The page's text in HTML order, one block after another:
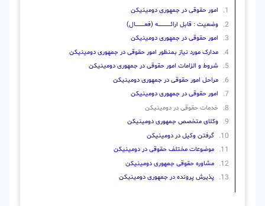
امور حقوقی در جمهوری دومینیکن
وضعیت : قابل ارائــــــــــــــــــــه (فعـــــــــــــــال)
امور حقوقی در جمهوری دومینیکن
مدارک مورد نیاز بمنظور امور حقوقی در جمهوری دومینیکن
شروط و الزامات امور حقوقی در جمهوری دومینیکن
مراحل امور حقوقی در جمهوری دومینیکن
امور حقوقی در جمهوری دومینیکن
خدمات حقوقی در دومینیکن
وکلای متخصص جمهوری دومینیکن
گرفتن وکیل در دومینیکن
موضوعات مختلف حقوقی در دومینیکن
مشاوره حقوقی جمهوری دومینیکن
پذیرش پرونده در جمهوری دومینیکن